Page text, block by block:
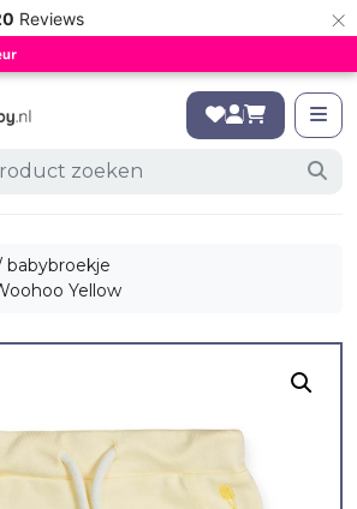
Reviews ×
babybroekje
Yellow